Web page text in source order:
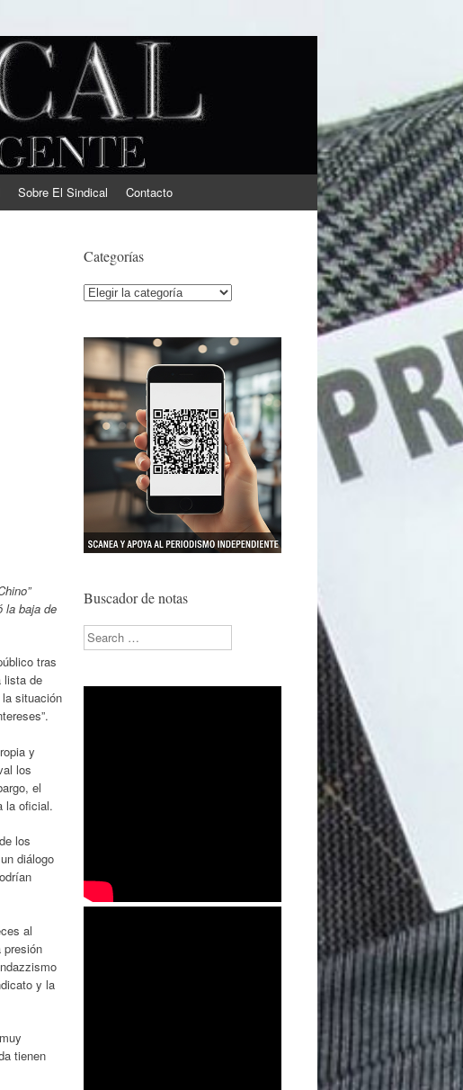
Sobre El Sindical Contacto
la baja de
tras
lista de
situación
y
los
el
la oficial.
los
diálogo
al
presión
y la
tienen
Categorías
Categorías
Buscador de notas
Search